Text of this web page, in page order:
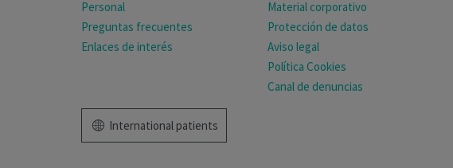
Personal
Preguntas frecuentes
Enlaces de interés
Material corporativo
Protección de datos
Aviso legal
Política Cookies
Canal de denuncias
International patients